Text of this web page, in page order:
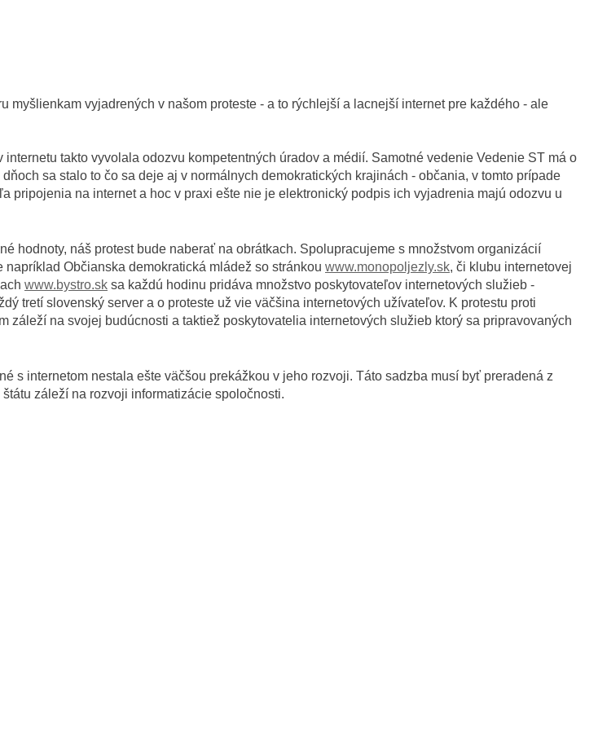
vyjadrených v našom proteste - a to rýchlejší a lacnejší internet pre každého - ale
takto vyvolala odozvu kompetentných úradov a médií. Samotné vedenie Vedenie ST má o
sa stalo to čo sa deje aj v normálnych demokratických krajinách - občania, v tomto prípade
na internet a hoc v praxi ešte nie je elektronický podpis ich vyjadrenia majú odozvu u
hodnoty, náš protest bude naberať na obrátkach. Spolupracujeme s množstvom organizácií
Občianska demokratická mládež so stránkou www.monopoljezly.sk, či klubu internetovej
www.bystro.sk sa každú hodinu pridáva množstvo poskytovateľov internetových služieb -
tretí slovenský server a o proteste už vie väčšina internetových užívateľov. K protestu proti
na svojej budúcnosti a taktiež poskytovatelia internetových služieb ktorý sa pripravovaných
s internetom nestala ešte väčšou prekážkou v jeho rozvoji. Táto sadzba musí byť preradená z
záleží na rozvoji informatizácie spoločnosti.